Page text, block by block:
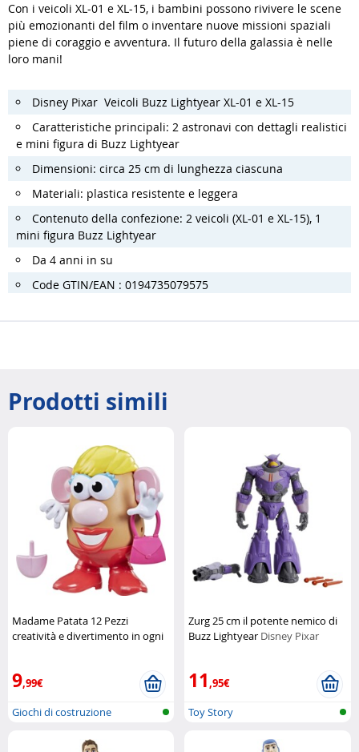
Con i veicoli XL-01 e XL-15, i bambini possono rivivere le scene
più emozionanti del film o inventare nuove missioni spaziali
piene di coraggio e avventura. Il futuro della galassia è nelle
loro mani!
Disney Pixar Veicoli Buzz Lightyear XL-01 e XL-15
Caratteristiche principali: 2 astronavi con dettagli realistici
e mini figura di Buzz Lightyear
Dimensioni: circa 25 cm di lunghezza ciascuna
Materiali: plastica resistente e leggera
Contenuto della confezione: 2 veicoli (XL-01 e XL-15), 1
mini figura Buzz Lightyear
Da 4 anni in su
Code GTIN/EAN : 0194735079575
Prodotti simili
Madame Patata 12 Pezzi
creatività e divertimento in ogni
9,99€
Giochi di costruzione
Zurg 25 cm il potente nemico di
Buzz Lightyear Disney Pixar
11,95€
Toy Story